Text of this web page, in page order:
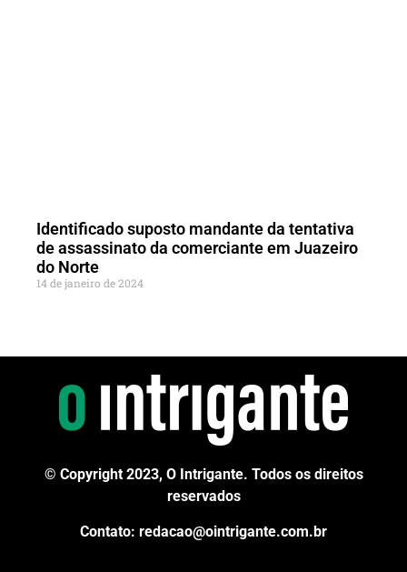
Identificado suposto mandante da tentativa
de assassinato da comerciante em Juazeiro
do Norte
14 de janeiro de 2024
© Copyright 2023, O Intrigante. Todos os direitos
reservados
Contato: redacao@ointrigante.com.br